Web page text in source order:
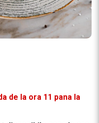
de la ora 11 pana la